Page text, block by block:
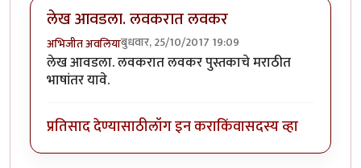
लेख आवडला. लवकरात लवकर
अभिजीत अवलियाबुधवार, 25/10/2017 19:09
लेख आवडला. लवकरात लवकर पुस्तकाचे मराठीत
भाषांतर यावे.
प्रतिसाद देण्यासाठीलॉग इन कराकिंवासदस्य व्हा